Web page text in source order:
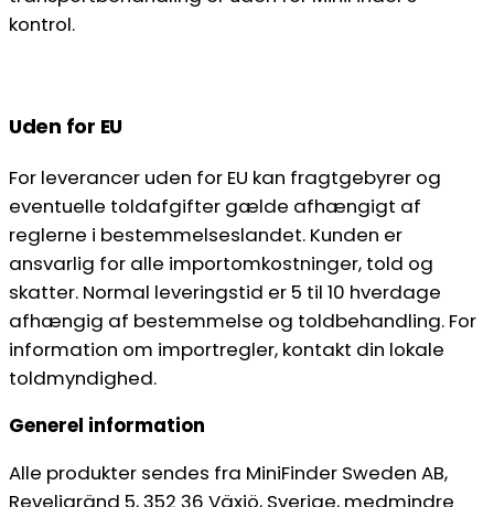
kontrol.
Uden for EU
For leverancer uden for EU kan fragtgebyrer og
eventuelle toldafgifter gælde afhængigt af
reglerne i bestemmelseslandet. Kunden er
ansvarlig for alle importomkostninger, told og
skatter. Normal leveringstid er 5 til 10 hverdage
afhængig af bestemmelse og toldbehandling. For
information om importregler, kontakt din lokale
toldmyndighed.
Generel information
Alle produkter sendes fra MiniFinder Sweden AB,
Reveljgränd 5, 352 36 Växjö, Sverige, medmindre